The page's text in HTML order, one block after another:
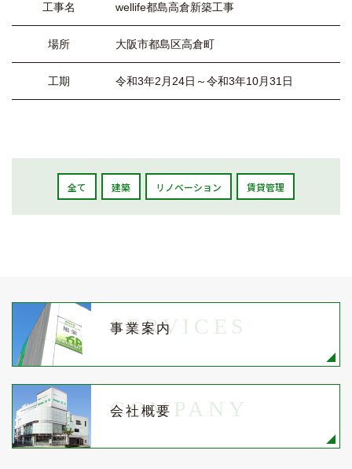
工事名 wellife都島高倉新築工事
場所 大阪市都島区高倉町
工期 令和3年2月24日～令和3年10月31日
全て 建築 リノベーション 賃貸管理
事業案内
SERVICES
会社概要
COMPANY